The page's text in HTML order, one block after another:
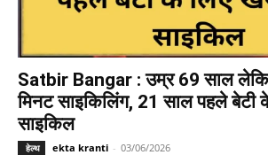
Satbir Bangar : उम्र 69 साल
मिनट साइकिलिंग, 21 साल पहले बेटी
साइकिल
हेल्थ ekta kranti - 03/06/2026